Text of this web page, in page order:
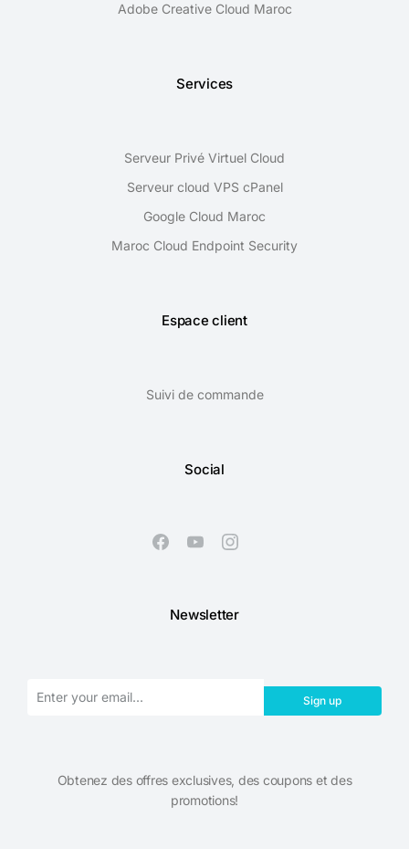
Adobe Creative Cloud Maroc
Services
Serveur Privé Virtuel Cloud
Serveur cloud VPS cPanel
Google Cloud Maroc
Maroc Cloud Endpoint Security
Espace client
Suivi de commande
Social
Newsletter
Sign up
Obtenez des offres exclusives, des coupons et des
promotions!​